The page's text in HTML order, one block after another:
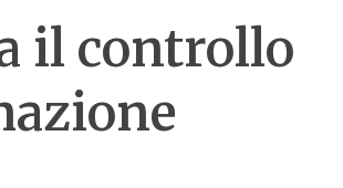
il controllo